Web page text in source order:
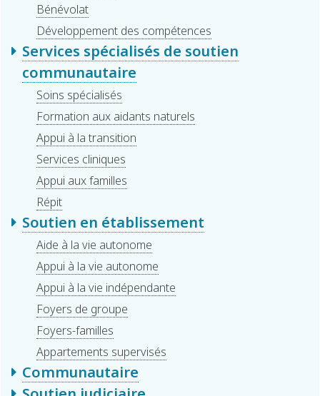
Bénévolat
Développement des compétences
Services spécialisés de soutien
communautaire
Soins spécialisés
Formation aux aidants naturels
Appui à la transition
Services cliniques
Appui aux familles
Répit
Soutien en établissement
Aide à la vie autonome
Appui à la vie autonome
Appui à la vie indépendante
Foyers de groupe
Foyers-familles
Appartements supervisés
Communautaire